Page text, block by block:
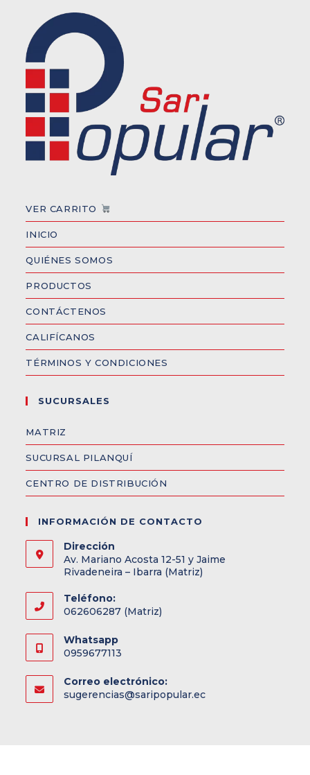
VER CARRITO
INICIO
QUIÉNES SOMOS
PRODUCTOS
CONTÁCTENOS
CALIFÍCANOS
TÉRMINOS Y CONDICIONES
SUCURSALES
MATRIZ
SUCURSAL PILANQUÍ
CENTRO DE DISTRIBUCIÓN
INFORMACIÓN DE CONTACTO
Dirección
Av. Mariano Acosta 12-51 y Jaime
Rivadeneira – Ibarra (Matriz)
Teléfono:
062606287 (Matriz)
Whatsapp
0959677113
Correo electrónico:
sugerencias@saripopular.ec